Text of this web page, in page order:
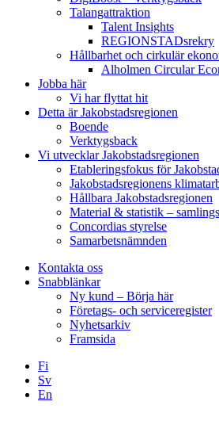
Talangattraktion
Talent Insights
REGIONSTADsrekry
Hållbarhet och cirkulär
Alholmen Circular
Jobba här
Vi har flyttat hit
Detta är Jakobstadsregionen
Boende
Verktygsback
Vi utvecklar Jakobstadsregionen
Etableringsfokus för
Jakobstadsregionens
Hållbara Jakobstadsregionen
Material & statistik –
Concordias styrelse
Samarbetsnämnden
Kontakta oss
Snabblänkar
Ny kund – Börja här
Företags- och serviceregister
Nyhetsarkiv
Framsida
Fi
Sv
En